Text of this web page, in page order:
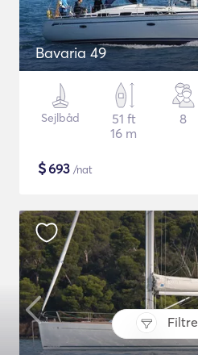
Filtre
Bavaria 49
Sejlbåd
51 ft
16 m
8
$693 /nat